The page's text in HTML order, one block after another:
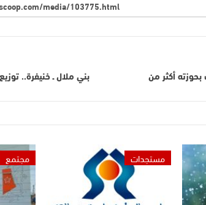
أكثر من
مستجدات مجتمع